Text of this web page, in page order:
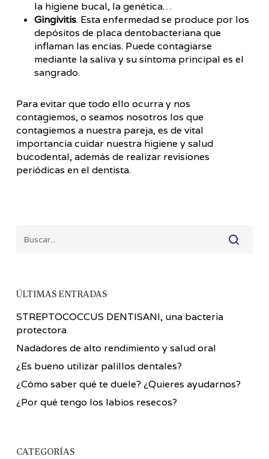
la higiene bucal, la genética…
Gingivitis. Esta enfermedad se produce por los
depósitos de placa dentobacteriana que
inflaman las encías. Puede contagiarse
mediante la saliva y su síntoma principal es el
sangrado.
Para evitar que todo ello ocurra y nos
contagiemos, o seamos nosotros los que
contagiemos a nuestra pareja, es de vital
importancia cuidar nuestra higiene y salud
bucodental, además de realizar revisiones
periódicas en el dentista.
ÚLTIMAS ENTRADAS
STREPTOCOCCUS DENTISANI, una bacteria
protectora
Nadadores de alto rendimiento y salud oral
¿Es bueno utilizar palillos dentales?
¿Cómo saber qué te duele? ¿Quieres ayudarnos?
¿Por qué tengo los labios resecos?
CATEGORÍAS